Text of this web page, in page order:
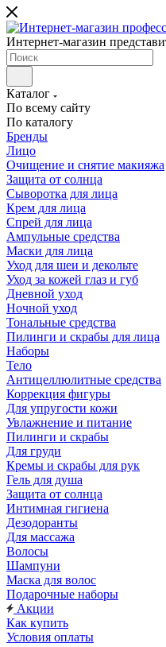
Интернет-магазин
Каталог
По всему сайту
По каталогу
Бренды
Лицо
Очищение и снятие макияжа
Защита от солнца
Сыворотка для лица
Крем для лица
Спрей для лица
Ампульные средства
Маски для лица
Уход для шеи и декольте
Уход за кожей глаз и губ
Дневной уход
Ночной уход
Тональные средства
Пилинги и скрабы для лица
Наборы
Тело
Антицеллюлитные средства
Коррекция фигуры
Для упругости кожи
Увлажнение и питание
Пилинги и скрабы
Для груди
Кремы и скрабы для рук
Гель для душа
Защита от солнца
Интимная гигиена
Дезодоранты
Для массажа
Волосы
Шампуни
Маска для волос
Подарочные наборы
Акции
Как купить
Условия оплаты